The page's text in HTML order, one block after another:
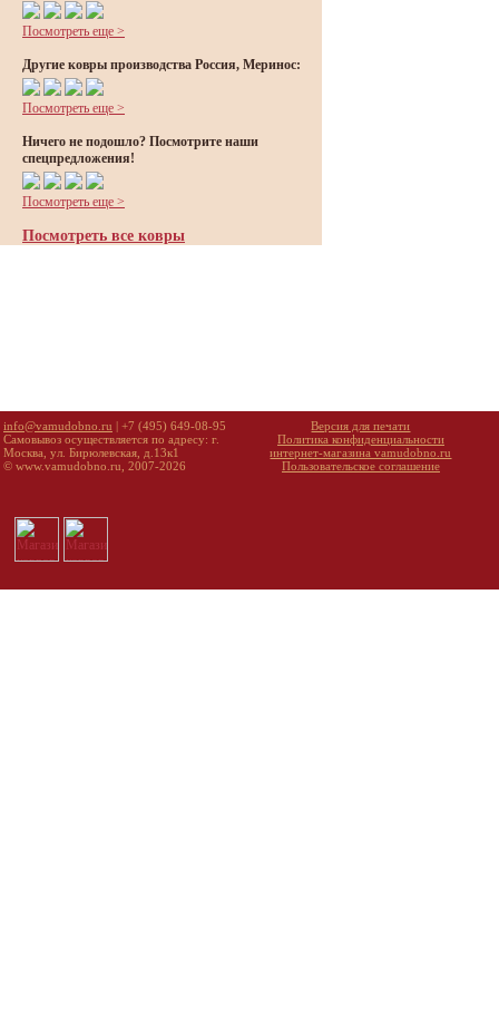
Посмотреть еще >
Другие ковры производства Россия, Меринос:
Посмотреть еще >
Ничего не подошло? Посмотрите наши
спецпредложения!
Посмотреть еще >
Посмотреть все ковры
info@vamudobno.ru | +7 (495) 649-08-95
Самовывоз осуществляется по адресу: г.
Москва, ул. Бирюлевская, д.13к1
© www.vamudobno.ru, 2007-2026
Версия для печати
Политика конфиденциальности
интернет-магазина vamudobno.ru
Пользовательское соглашение